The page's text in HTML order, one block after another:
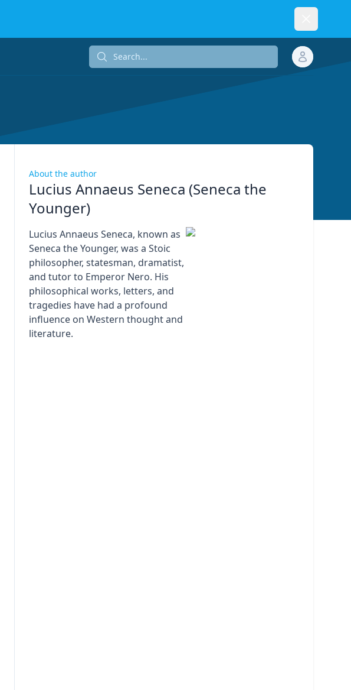
Search...
About the author
Lucius Annaeus Seneca (Seneca the
Younger)
Lucius Annaeus Seneca, known as
Seneca the Younger, was a Stoic
philosopher, statesman, dramatist,
and tutor to Emperor Nero. His
philosophical works, letters, and
tragedies have had a profound
influence on Western thought and
literature.